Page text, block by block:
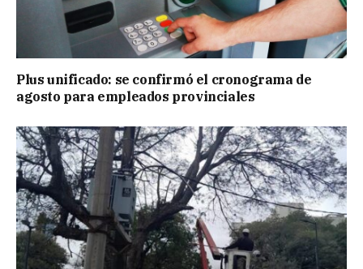
Plus unificado: se confirmó el cronograma de
agosto para empleados provinciales